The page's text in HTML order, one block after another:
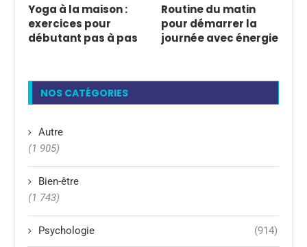
Yoga à la maison :
exercices pour
débutant pas à pas
Routine du matin
pour démarrer la
journée avec énergie
NOS CATÉGORIES
Autre
(1 905)
Bien-être
(1 743)
Psychologie (914)